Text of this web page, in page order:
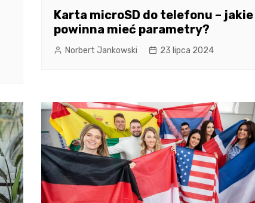
Karta microSD do telefonu – jakie
powinna mieć parametry?
Norbert Jankowski 23 lipca 2024